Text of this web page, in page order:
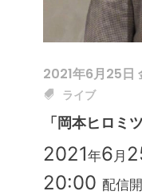
2021年6月25日
ライブ
「岡本ヒロミ
2021年6 月
20:00 配信